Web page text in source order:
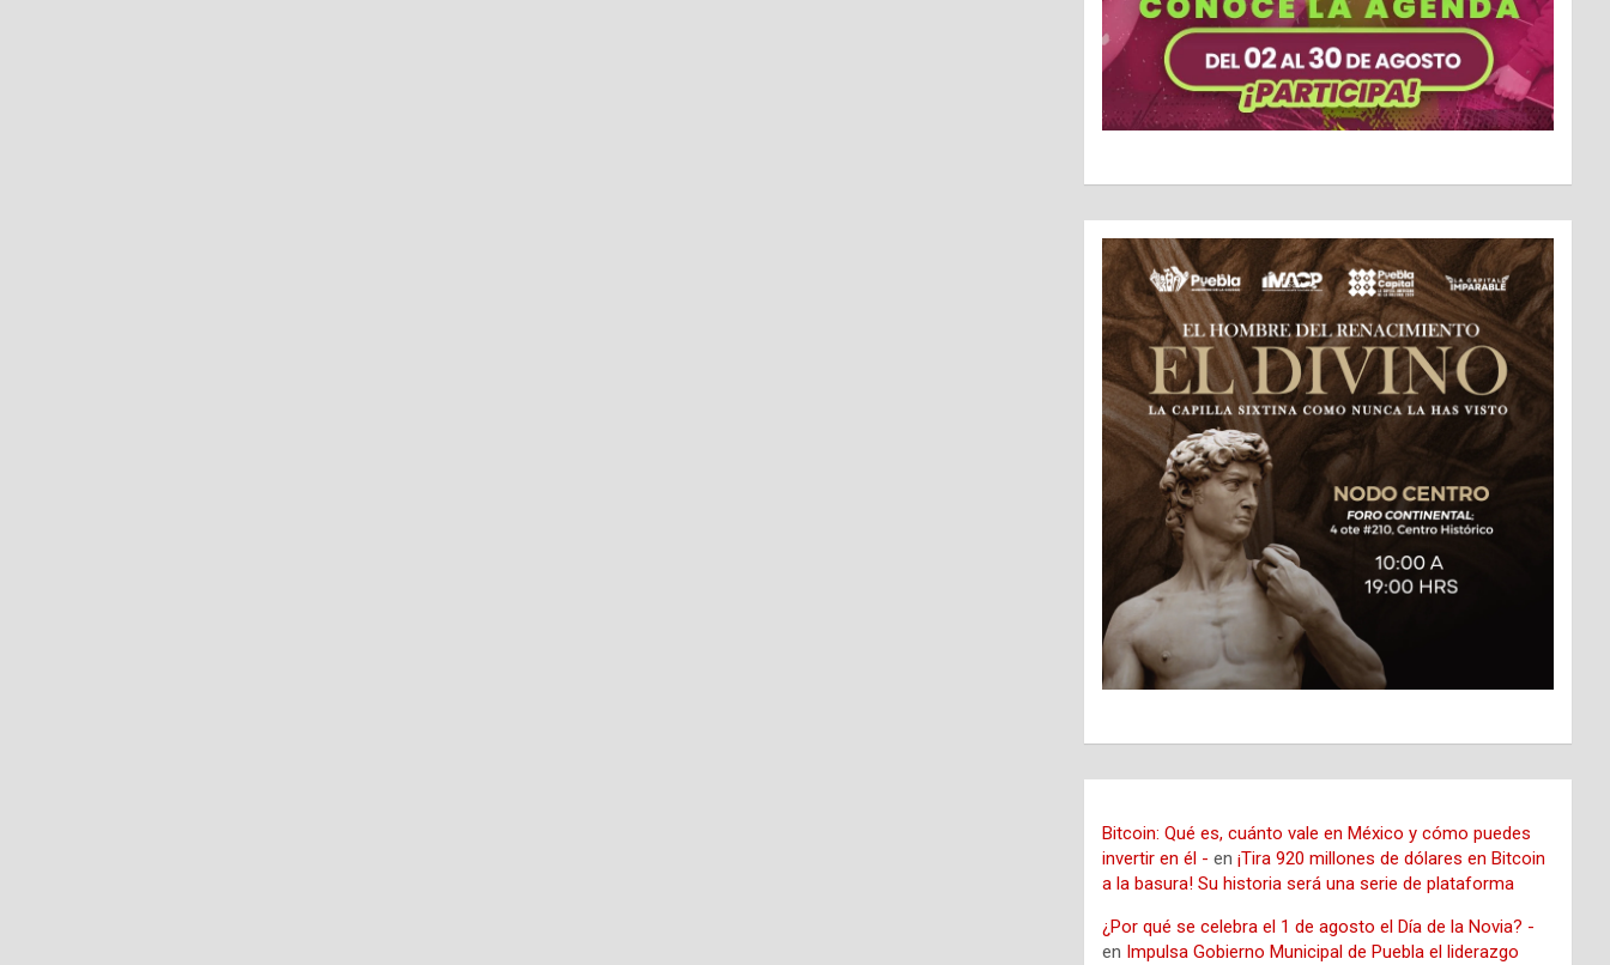
Bitcoin: Qué es, cuánto vale en México y cómo puedes
invertir en él - en¡Tira 920 millones de dólares en Bitcoin
a la basura! Su historia será una serie de plataforma
¿Por qué se celebra el 1 de agosto el Día de la Novia? -
en Impulsa Gobierno Municipal de Puebla el liderazgo